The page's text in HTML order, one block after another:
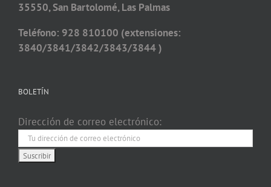
35550, San Bartolomé, Las Palmas
Teléfono: 928 810100 (extensiones:
3840/3841/3842/3843/3844 )
BOLETÍN
Dirección de correo electrónico: